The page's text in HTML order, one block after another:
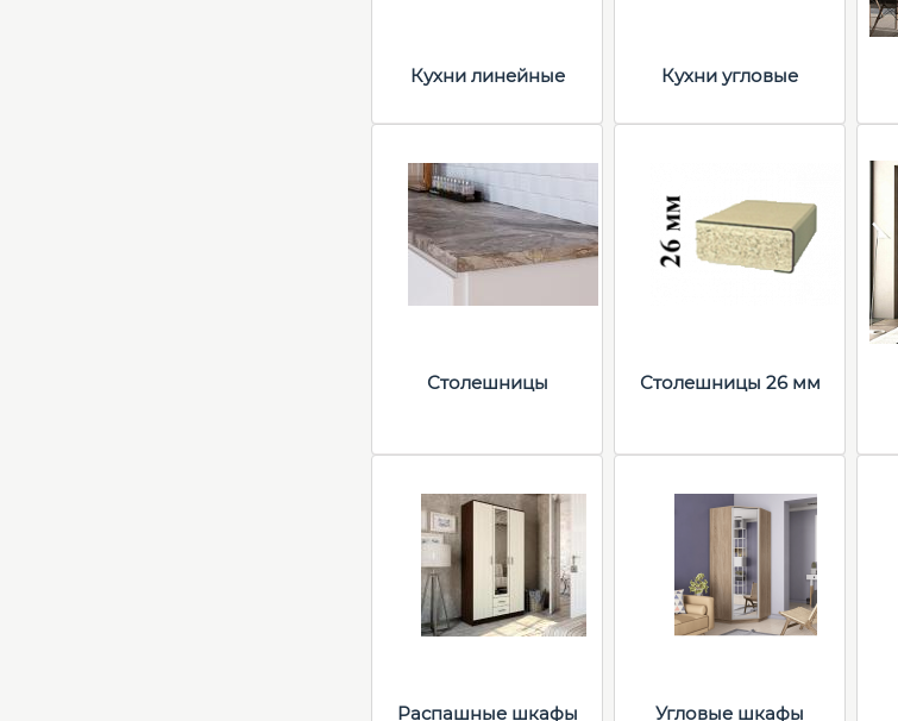
Кухни линейные Кухни угловые
Столешницы Столешницы 26 мм
Распашные шкафы Угловые шкафы